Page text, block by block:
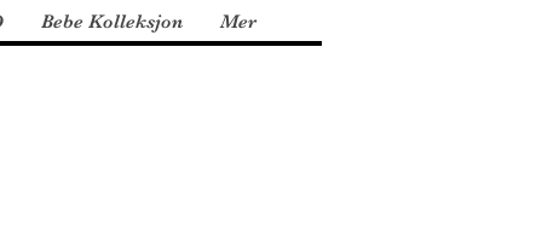
Bebe Kolleksjon Mer